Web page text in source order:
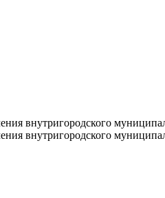
внутригородского
внутригородского